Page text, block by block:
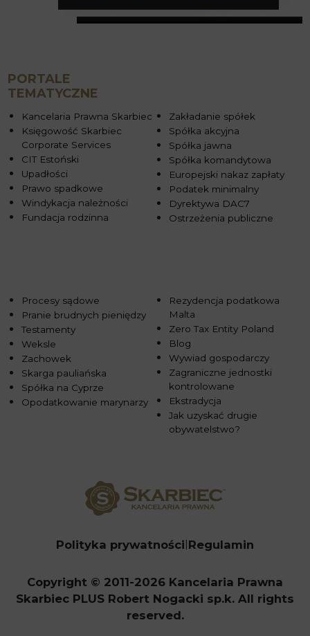
PORTALE
TEMATYCZNE
Kancelaria Prawna Skarbiec
Księgowość Skarbiec
Corporate Services
CIT Estoński
Upadłości
Prawo spadkowe
Windykacja należności
Fundacja rodzinna
Zakładanie spółek
Spółka akcyjna
Spółka jawna
Spółka komandytowa
Europejski nakaz zapłaty
Podatek minimalny
Dyrektywa DAC7
Ostrzeżenia publiczne
Procesy sądowe
Pranie brudnych pieniędzy
Testamenty
Weksle
Zachowek
Skarga pauliańska
Spółka na Cyprze
Opodatkowanie marynarzy
Rezydencja podatkowa
Malta
Zero Tax Entity Poland
Blog
Wywiad gospodarczy
Zagraniczne jednostki
kontrolowane
Ekstradycja
Jak uzyskać drugie
obywatelstwo?
Polityka prywatności Regulamin
Copyright © 2011-2026 Kancelaria Prawna
Skarbiec PLUS Robert Nogacki sp.k. All rights
reserved.